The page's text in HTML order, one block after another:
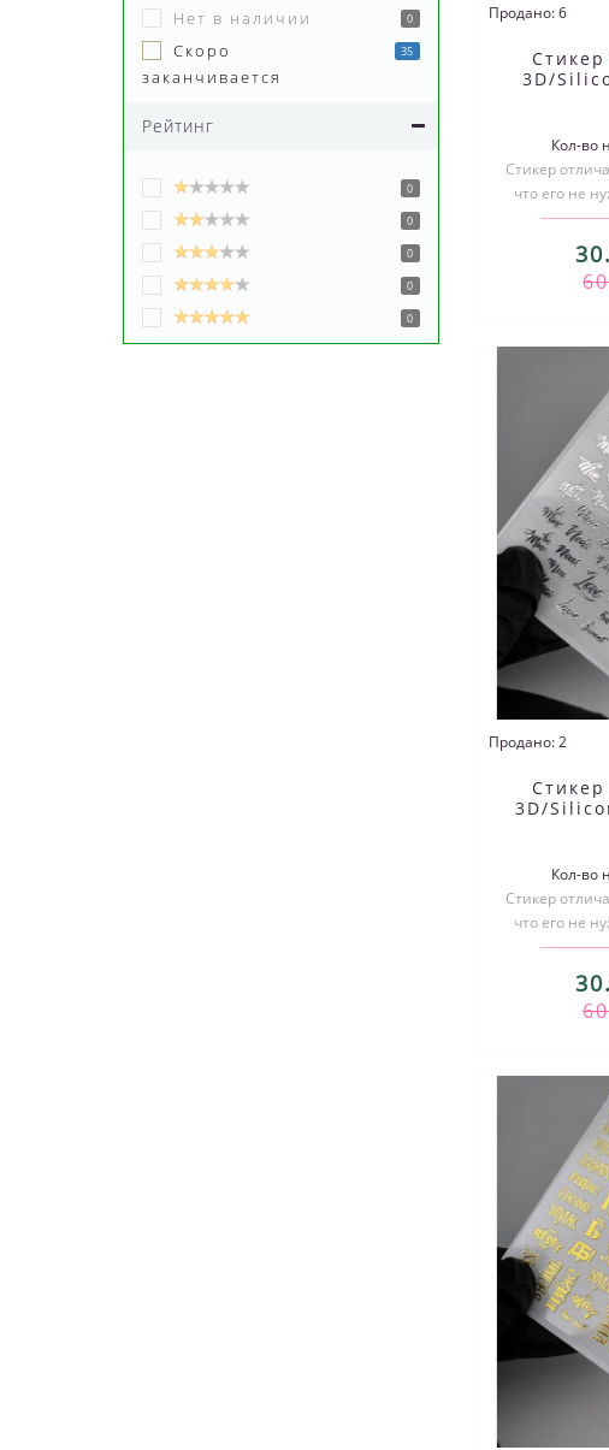
Нет в наличии 0
Скоро
заканчивается
35
Рейтинг
0
0
0
0
0
Продано: 6
3D/
Кол-во
Стикер
что его не
вырезать по
Продано: 2
3D/
Кол-во
Стикер
что его не
вырезать по